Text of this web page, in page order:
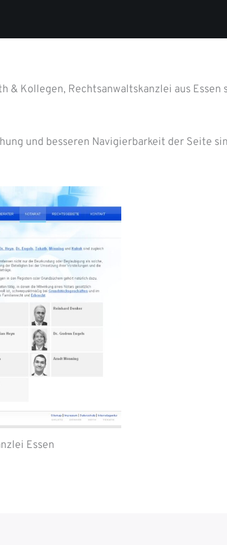
& Kollegen, Rechtsanwaltskanzlei aus Essen
und besseren Navigierbarkeit der Seite
Essen